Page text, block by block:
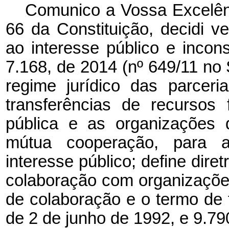
Comunico a Vossa
66 da Constituição, decidi
ao interesse público e
7.168, de 2014 (nº 649/11 no
regime jurídico das
transferências de recursos
pública e as
mútua cooperação, para
interesse público; define
colaboração com
de colaboração e o termo
de 2 de junho de 1992, e